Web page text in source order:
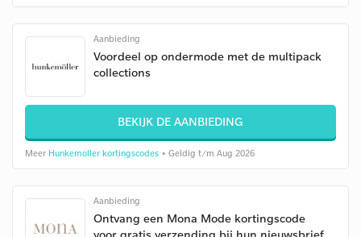
Aanbieding
Voordeel op ondermode met de multipack
collections
BEKIJK DE AANBIEDING
Meer Hunkemoller kortingscodes • Geldig t/m Aug 2026
Aanbieding
Ontvang een Mona Mode kortingscode